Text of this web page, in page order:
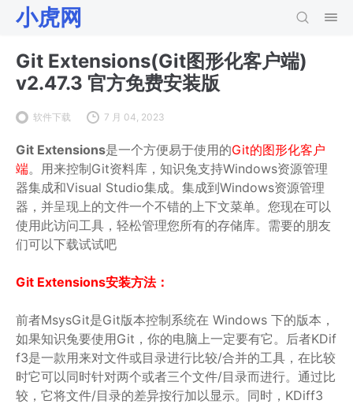
小虎网
Git Extensions(Git图形化客户端)
v2.47.3 官方免费安装版
软件下载 7 月 04, 2023
Git Extensions是一个方便易于使用的Git的图形化客户
端。用来控制Git资料库，知识兔支持Windows资源管理
器集成和Visual Studio集成。集成到Windows资源管理
器，并呈现上的文件一个不错的上下文菜单。您现在可以
使用此访问工具，轻松管理您所有的存储库。需要的朋友
们可以下载试试吧
Git Extensions安装方法：
前者MsysGit是Git版本控制系统在 Windows 下的版本，
如果知识兔要使用Git，你的电脑上一定要有它。后者KDif
f3是一款用来对文件或目录进行比较/合并的工具，在比较
时它可以同时针对两个或者三个文件/目录而进行。通过比
较，它将文件/目录的差异按行加以显示。同时，KDiff3